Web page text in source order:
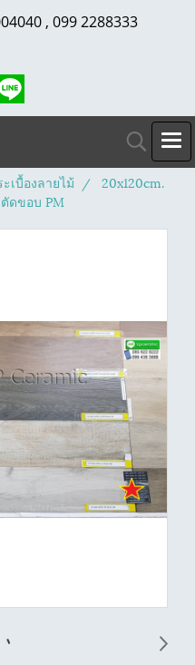
, 099 2288333
ะเบื้องลายไม้
20x120cm.
ดขอบ PM